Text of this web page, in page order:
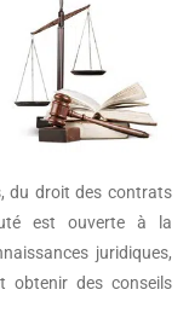
du droit des contrats
est ouverte à la
juridiques,
obtenir des conseils